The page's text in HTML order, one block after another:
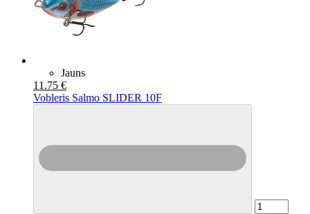
Jauns
11.75 €
Vobleris Salmo SLIDER 10F